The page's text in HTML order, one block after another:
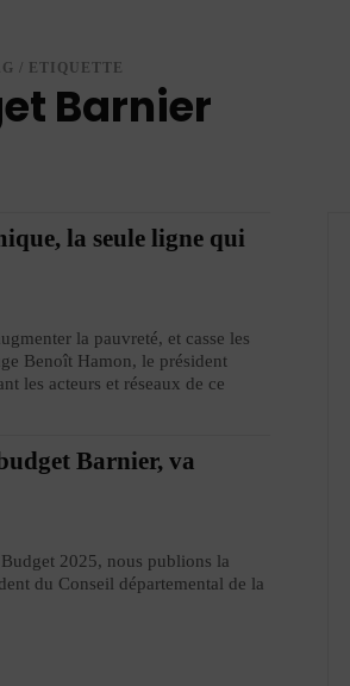
/ ETIQUETTE
Barnier
la seule ligne qui
la pauvreté, et casse les
Benoît Hamon, le président
les acteurs et réseaux de ce
Barnier, va
2025, nous publions la
du Conseil départemental de la